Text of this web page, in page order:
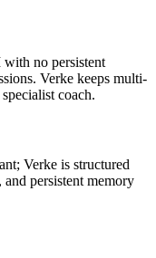
no persistent
Verke keeps multi-
coach.
Verke is structured
persistent memory